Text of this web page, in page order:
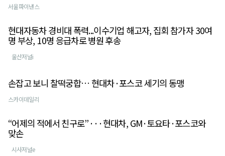
서울파이낸스
현대자동차 경비대 폭력...이수기업 해고자, 집회 참가자 30여
명 부상, 10명 응급차로 병원 후송
울산저널i
손잡고 보니 찰떡궁합… 현대차·포스코 세기의 동맹
스카이데일리
“어제의 적에서 친구로”···현대차, GM·토요타·포스코와
맞손
시사저널e